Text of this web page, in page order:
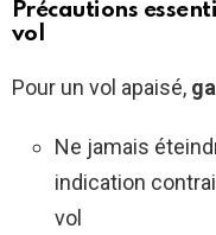
Précautions
vol
Pour un vol apaisé,
Ne jamais
indication
vol